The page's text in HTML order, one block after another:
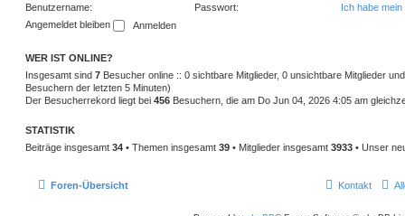
Benutzername:
Passwort:
Ich habe
Angemeldet bleiben
WER IST ONLINE?
Insgesamt sind 7 Besucher online :: 0 sichtbare Mitglieder, 0 unsichtbare Mitglieder
Besuchern der letzten 5 Minuten)
Der Besucherrekord liegt bei 456 Besuchern, die am Do Jun 04, 2026 4:05 am
STATISTIK
Beiträge insgesamt 34 • Themen insgesamt 39 • Mitglieder insgesamt 3933 • Unser
Foren-Übersicht Kontakt